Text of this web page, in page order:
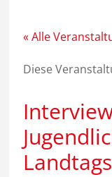
springen
« Alle
Diese